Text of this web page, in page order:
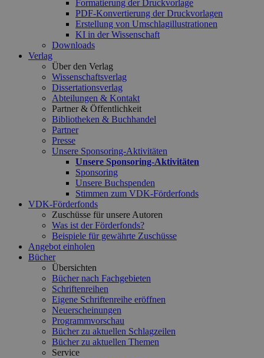
Formatierung der Druckvorlage
PDF-Konvertierung der Druckvorlagen
Erstellung von Umschlagillustrationen
KI in der Wissenschaft
Downloads
Verlag
Über den Verlag
Wissenschaftsverlag
Dissertationsverlag
Abteilungen & Kontakt
Partner & Öffentlichkeit
Bibliotheken & Buchhandel
Partner
Presse
Unsere Sponsoring-Aktivitäten
Unsere Sponsoring-Aktivitäten
Sponsoring
Unsere Buchspenden
Stimmen zum VDK-Förderfonds
VDK-Förderfonds
Zuschüsse für unsere Autoren
Was ist der Förderfonds?
Beispiele für gewährte Zuschüsse
Angebot einholen
Bücher
Übersichten
Bücher nach Fachgebieten
Schriftenreihen
Eigene Schriftenreihe eröffnen
Neuerscheinungen
Programmvorschau
Bücher zu aktuellen Schlagzeilen
Bücher zu aktuellen Themen
Service